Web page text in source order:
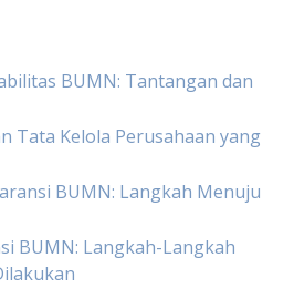
BUMN: Tantangan dan
Tata Kelola Perusahaan yang
BUMN: Langkah Menuju
BUMN: Langkah-Langkah